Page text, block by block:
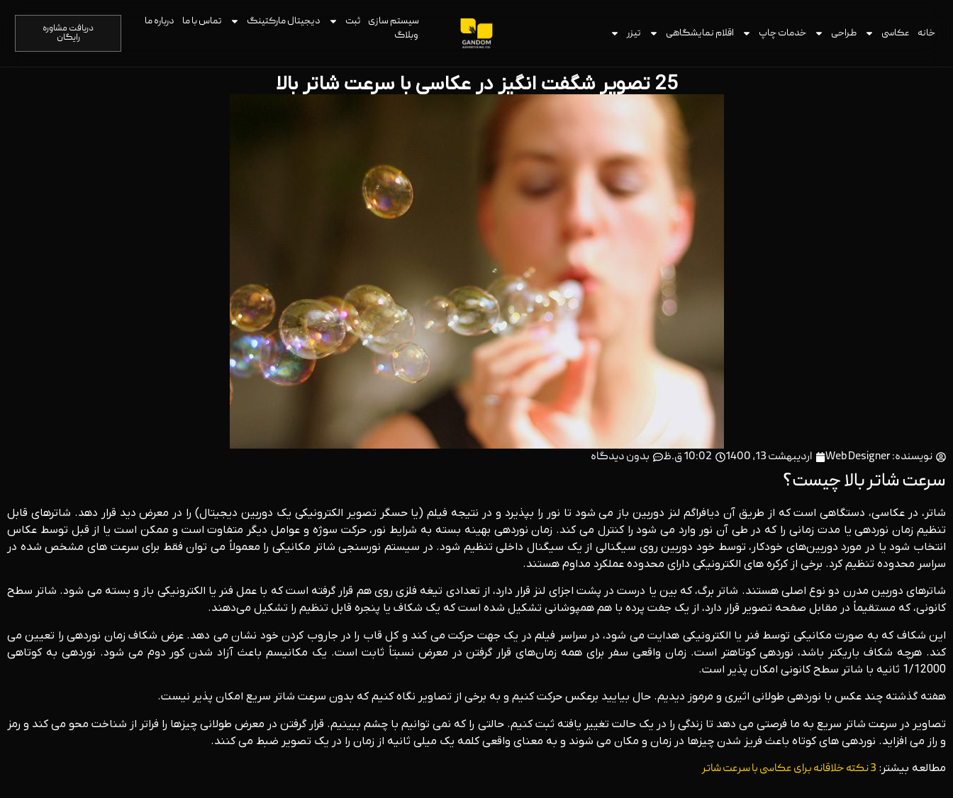
خانه عکاسی طراحی خدمات چاپ اقلام نمایشگاهی تیزر
سیستم سازی ثبت دیجیتال مارکتینگ تماس با ما
درباره ما
وبلاگ
دریافت مشاوره
رایگان
25 تصویر شگفت انگیز در عکاسی با سرعت شاتر بالا
نویسنده: اردیبهشت 13, 1400 10:02 ق.ظ بدون دیدگاه
سرعت شاتر بالا چیست؟
شاتر، در عکاسی، دستگاهی است که از طریق آن دیافراگم لنز دوربین باز می شود تا نور را بپذیرد و در نتیجه فیلم (یا حسگر تصویر الکترونیکی یک دوربین دیجیتال) را در معرض دید قرار دهد. شاترهای قابل
تنظیم زمان نوردهی یا مدت زمانی را که در طی آن نور وارد می شود را کنترل می کند. زمان نوردهی بهینه بسته به شرایط نور، حرکت سوژه و عوامل دیگر متفاوت است و ممکن است یا از قبل توسط عکاس
انتخاب شود یا در مورد دوربین‌های خودکار، توسط خود دوربین روی سیگنالی از یک سیگنال داخلی تنظیم شود. در سیستم نورسنجی شاتر مکانیکی را معمولاً می توان فقط برای سرعت های مشخص شده در
سراسر محدوده تنظیم کرد. برخی از کرکره های الکترونیکی دارای محدوده عملکرد مداوم هستند.
شاترهای دوربین مدرن دو نوع اصلی هستند. شاتر برگ، که بین یا درست در پشت اجزای لنز قرار دارد، از تعدادی تیغه فلزی روی هم قرار گرفته است که با عمل فنر یا الکترونیکی باز و بسته می شود. شاتر سطح
کانونی، که مستقیماً در مقابل صفحه تصویر قرار دارد، از یک جفت پرده با هم همپوشانی تشکیل شده است که یک شکاف یا پنجره قابل تنظیم را تشکیل می‌دهند.
این شکاف که به صورت مکانیکی توسط فنر یا الکترونیکی هدایت می شود، در سراسر فیلم در یک جهت حرکت می کند و کل قاب را در جاروب کردن خود نشان می دهد. عرض شکاف زمان نوردهی را تعیین می
کند. هرچه شکاف باریکتر باشد، نوردهی کوتاهتر است. زمان واقعی سفر برای همه زمان‌های قرار گرفتن در معرض نسبتاً ثابت است. یک مکانیسم باعث آزاد شدن کور دوم می شود. نوردهی به کوتاهی
1/12000 ثانیه با شاتر سطح کانونی امکان پذیر است.
هفته گذشته چند عکس با نوردهی طولانی اثیری و مرموز دیدیم. حال بیایید برعکس حرکت کنیم و به برخی از تصاویر نگاه کنیم که بدون سرعت شاتر سریع امکان پذیر نیست.
تصاویر در سرعت شاتر سریع به ما فرصتی می دهد تا زندگی را در یک حالت تغییر یافته ثبت کنیم. حالتی را که نمی توانیم با چشم ببینیم. قرار گرفتن در معرض طولانی چیزها را فراتر از شناخت محو می کند و رمز
و راز می افزاید. نوردهی های کوتاه باعث فریز شدن چیزها در زمان و مکان می شوند و به معنای واقعی کلمه یک میلی ثانیه از زمان را در یک تصویر ضبط می کنند.
مطالعه بیشتر: 3 نکته خلاقانه برای عکاسی با سرعت شاتر